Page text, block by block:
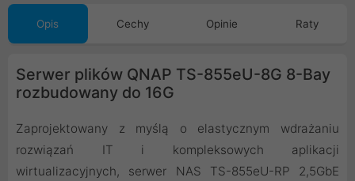
Opis Cechy Opinie Raty
Serwer plików QNAP TS-855eU-8G 8-Bay
rozbudowany do 16G
Zaprojektowany z myślą o elastycznym wdrażaniu
rozwiązań IT i kompleksowych aplikacji
wirtualizacyjnych, serwer NAS TS-855eU-RP 2,5GbE